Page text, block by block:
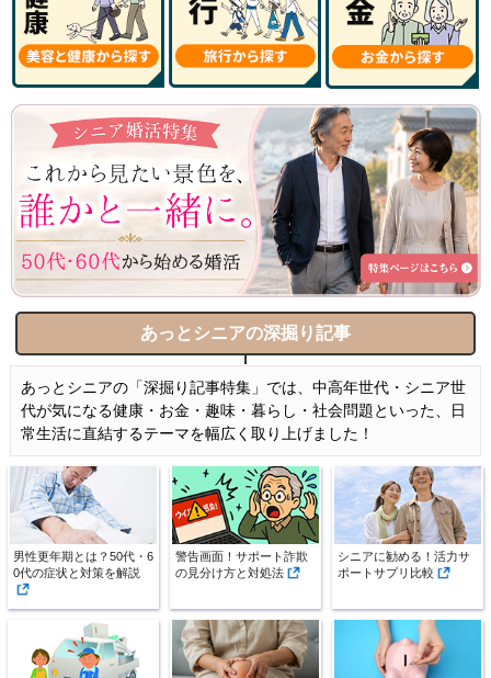
あっとシニアの深掘り記事
あっとシニアの「深掘り記事特集」では、中高年世代・シニア世
代が気になる健康・お金・趣味・暮らし・社会問題といった、日
常生活に直結するテーマを幅広く取り上げました！
男性更年期とは？50代・6
0代の症状と対策を解説
警告画面！サポート詐欺
の見分け方と対処法
シニアに勧める！活力サ
ポートサプリ比較